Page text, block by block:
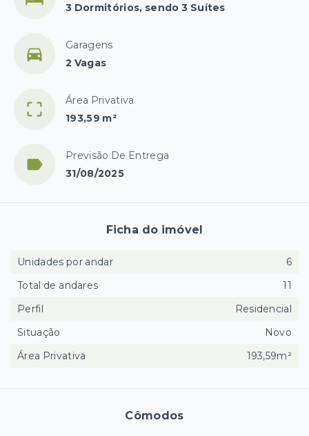
3 Dormitórios, sendo 3 Suítes
Garagens
2 Vagas
Área Privativa
193,59 m²
Previsão De Entrega
31/08/2025
Cômodos
Ficha do imóvel
Unidades por andar
6
Total de andares
11
Perfil
Residencial
Situação
Novo
Área Privativa
193,59m²